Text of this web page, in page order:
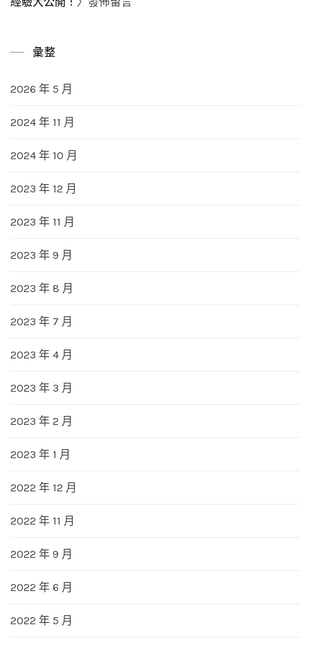
彙整
2026 年 5 月
2024 年 11 月
2024 年 10 月
2023 年 12 月
2023 年 11 月
2023 年 9 月
2023 年 8 月
2023 年 7 月
2023 年 4 月
2023 年 3 月
2023 年 2 月
2023 年 1 月
2022 年 12 月
2022 年 11 月
2022 年 9 月
2022 年 6 月
2022 年 5 月